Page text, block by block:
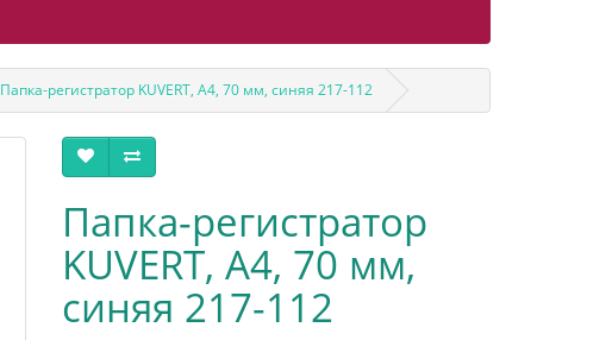
Папка-регистратор KUVERT, А4, 70 мм, синяя 217-112
Папка-регистратор
KUVERT, А4, 70 мм,
синяя 217-112